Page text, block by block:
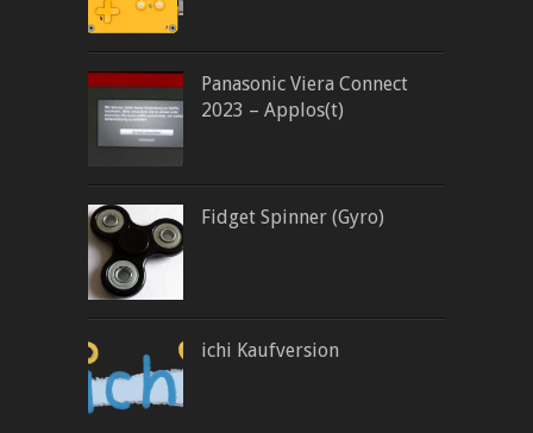
Panasonic Viera Connect
2023 – Applos(t)
Fidget Spinner (Gyro)
ichi Kaufversion